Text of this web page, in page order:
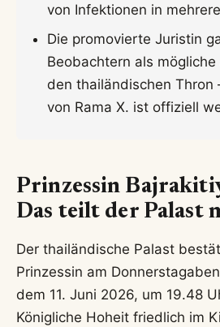
von Infektionen in
Die promovierte Juristin
Beobachtern als
den thailändischen Thron
von Rama X. ist offiziell
Prinzessin
Das teilt der Palast
Der thailändische Palast
Prinzessin am
dem 11. Juni 2026, um 19.48
Königliche Hoheit friedlich im